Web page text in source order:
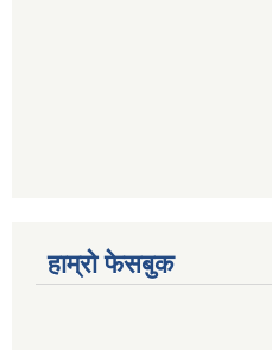
हाम्रो फेसबुक